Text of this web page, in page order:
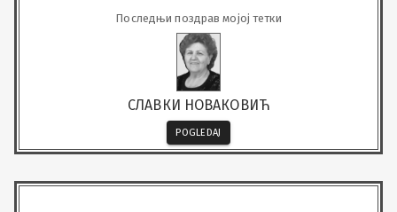
Последњи поздрав мојој тетки
СЛАВКИ НОВАКОВИЋ
POGLEDAJ